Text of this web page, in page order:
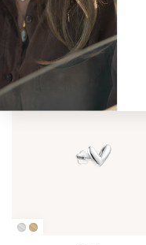
RECENT BEKEKEN